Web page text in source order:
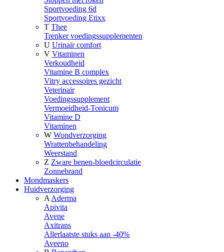
Sportvoeding 6d
Sportvoeding Etixx
T Thee
Trenker voedingssupplementen
U Urinair comfort
V Vitaminen
Verkoudheid
Vitamine B complex
Vitry accessoires gezicht
Veterinair
Voedingssupplement
Vermoeidheid-Tonicum
Vitamine D
Vitaminen
W Wondverzorging
Wrattenbehandeling
Weerstand
Z Zware benen-bloedcirculatie
Zonnebrand
Mondmaskers
Huidverzorging
A Aderma
Apivita
Avene
Axitrans
Allerlaatste stuks aan -40%
Aveeno